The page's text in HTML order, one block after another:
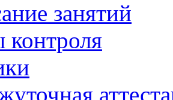
занятий